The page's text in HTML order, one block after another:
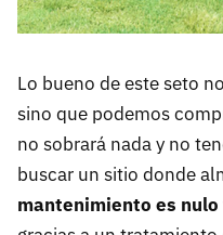
Lo bueno de este seto
sino que podemos
no sobrará nada y no
buscar un sitio donde
mantenimiento es